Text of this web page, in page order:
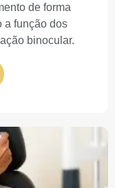
de forma
a função dos
binocular.